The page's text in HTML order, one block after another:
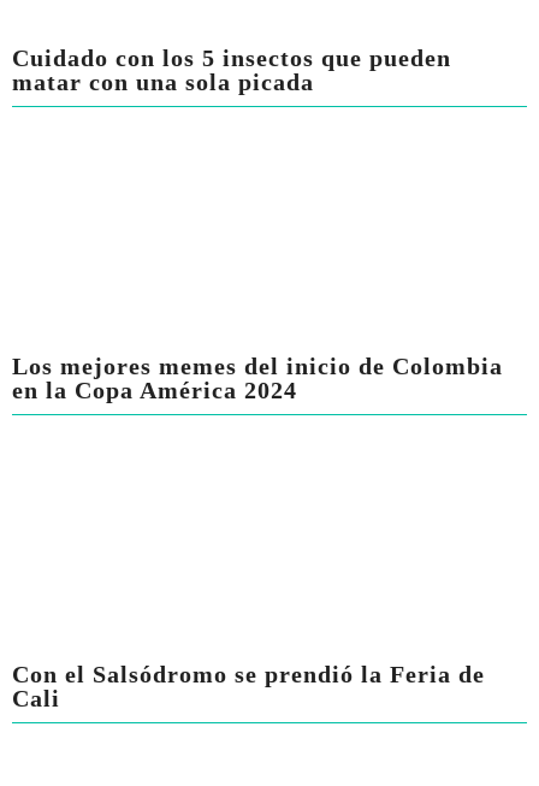
Cuidado con los 5 insectos que pueden
matar con una sola picada
Los mejores memes del inicio de Colombia
en la Copa América 2024
Con el Salsódromo se prendió la Feria de
Cali